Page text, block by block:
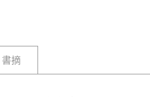
書摘